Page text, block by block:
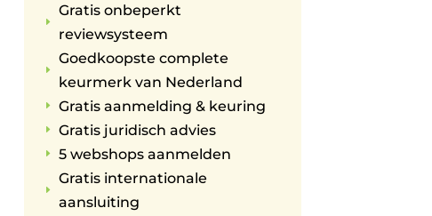
E
Gratis onbeperkt
reviewsysteem
E
Goedkoopste complete
keurmerk van Nederland
E Gratis aanmelding & keuring
E Gratis juridisch advies
E 5 webshops aanmelden
E
Gratis internationale
aansluiting